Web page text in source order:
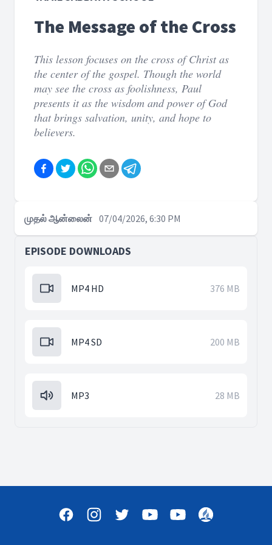
The Message of the Cross
This lesson focuses on the cross of Christ as
the center of the gospel. Though the world
may see the cross as foolishness, Paul
presents it as the wisdom and power of God
that brings salvation, unity, and hope to
believers.
முதல் ஆன்லைன் 07/04/2026, 6:30 PM
EPISODE DOWNLOADS
MP4 HD 376 MB
MP4 SD 200 MB
MP3 28 MB